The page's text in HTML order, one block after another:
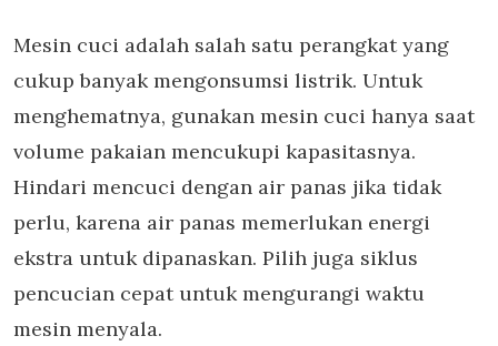
Mesin cuci adalah salah satu perangkat yang
cukup banyak mengonsumsi listrik. Untuk
menghematnya, gunakan mesin cuci hanya saat
volume pakaian mencukupi kapasitasnya.
Hindari mencuci dengan air panas jika tidak
perlu, karena air panas memerlukan energi
ekstra untuk dipanaskan. Pilih juga siklus
pencucian cepat untuk mengurangi waktu
mesin menyala.